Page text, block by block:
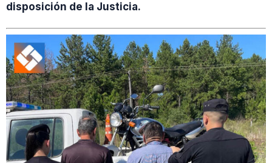
disposición de la Justicia.